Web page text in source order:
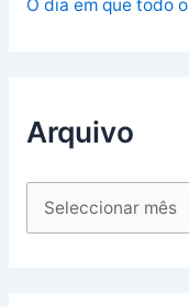
O dia em que todo
Arquivo